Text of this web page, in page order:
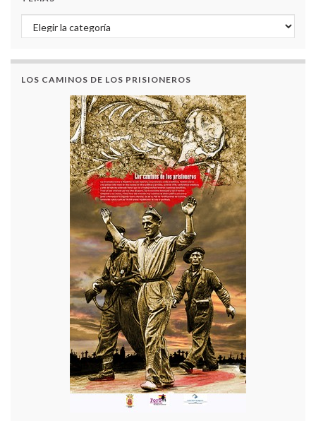
Temas
LOS CAMINOS DE LOS PRISIONEROS